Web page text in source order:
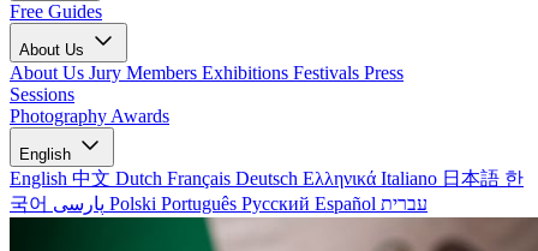
Free Guides
About Us
About Us Jury Members Exhibitions Festivals Press
Sessions
Photography Awards
English
English 中文 Dutch Français Deutsch Ελληνικά Italiano 日本語 한
국어
Polski Português Русский Español עברית